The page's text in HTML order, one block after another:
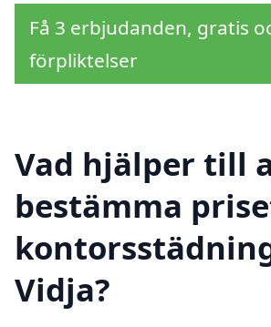
Få 3 erbjudanden, gratis
förpliktelser
Vad hjälper till
bestämma
Vidja?